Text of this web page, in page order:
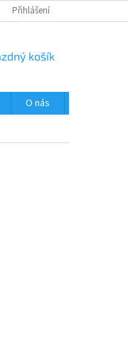
Přihlášení
košík
O nás